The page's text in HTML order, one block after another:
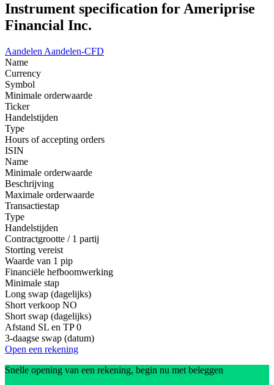
Instrument specification for Ameriprise
Financial Inc.
Aandelen Aandelen-CFD
Name
Currency
Symbol
Minimale orderwaarde
Ticker
Handelstijden
Type
Hours of accepting orders
ISIN
Name
Minimale orderwaarde
Beschrijving
Maximale orderwaarde
Transactiestap
Type
Handelstijden
Contractgrootte / 1 partij
Storting vereist
Waarde van 1 pip
Financiële hefboomwerking
Minimale stap
Long swap (dagelijks)
Short verkoop NO
Short swap (dagelijks)
Afstand SL en TP 0
3-daagse swap (datum)
Open een rekening
Snelle opening van een rekening, begin nu met beleggen